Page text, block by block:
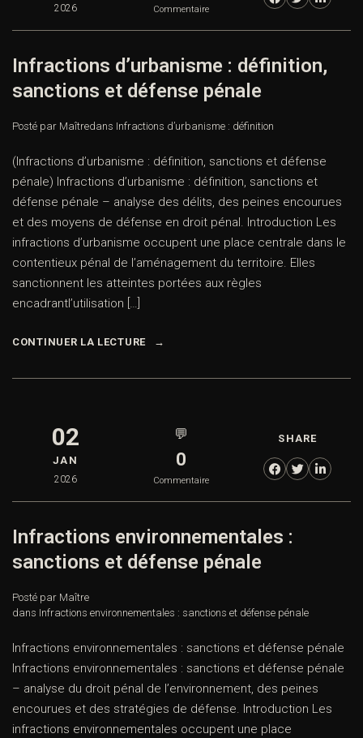
2026 Commentaire
Infractions d’urbanisme : définition,
sanctions et défense pénale
Posté par Maîtredans Infractions d’urbanisme : définition
(Infractions d’urbanisme : définition, sanctions et défense
pénale) Infractions d’urbanisme : définition, sanctions et
défense pénale – analyse des délits, des peines encourues
et des moyens de défense en droit pénal. Introduction Les
infractions d’urbanisme occupent une place centrale dans le
contentieux pénal de l’aménagement du territoire. Elles
sanctionnent les atteintes portées aux règles
encadrantl’utilisation […]
CONTINUER LA LECTURE
02
JAN
2026
💬
0
Commentaire
SHARE
Infractions environnementales :
sanctions et défense pénale
Posté par Maître
dans Infractions environnementales : sanctions et défense pénale
Infractions environnementales : sanctions et défense pénale
Infractions environnementales : sanctions et défense pénale
– analyse du droit pénal de l’environnement, des peines
encourues et des stratégies de défense. Introduction Les
infractions environnementales occupent une place